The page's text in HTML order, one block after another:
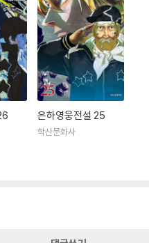
은하영웅전설 25
학산문화사